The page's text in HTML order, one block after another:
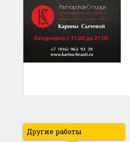
Другие работы